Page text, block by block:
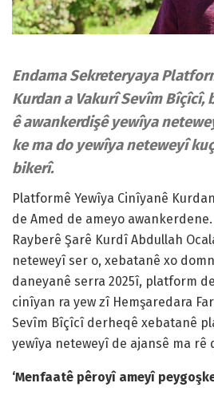
Endama Sekreteryaya
Kurdan a Vakurî Sevîm Bîçîcî,
ê awankerdişê yewîya
ke ma do yewîya neteweyî
bikerî.
Platformê Yewîya Cinîyanê
de Amed de ameyo
Rayberê Şarê Kurdî Abdullah
neteweyî ser o, xebatanê xo
daneyanê serra 2025î, platform
cinîyan ra yew zî Hemşaredara
Sevîm Bîçîcî derheqê xebatanê
yewîya neteweyî de ajansê ma rê
‘Menfaatê pêroyî ameyî